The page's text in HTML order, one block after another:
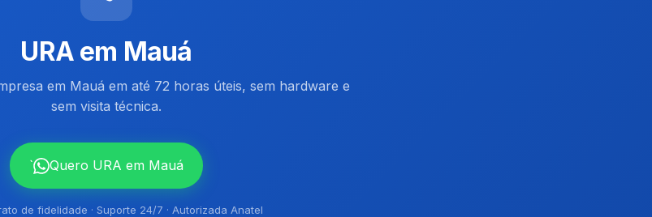
URA em Mauá
em Mauá em até 72 horas úteis, sem hardware e
sem visita técnica.
` Quero URA em Mauá
de fidelidade · Suporte 24/7 · Autorizada Anatel